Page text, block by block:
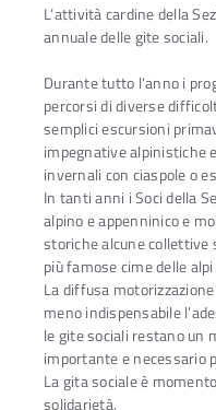
L’attività cardine della
annuale delle gite sociali.
Durante tutto l’anno i
percorsi di diverse
semplici escursioni
impegnative alpinistiche
invernali con ciaspole o
In tanti anni i Soci della
alpino e appenninico e
storiche alcune collettive
più famose cime delle
La diffusa
meno indispensabile
le gite sociali restano un
importante e necessario
La gita sociale è
solidarietà.